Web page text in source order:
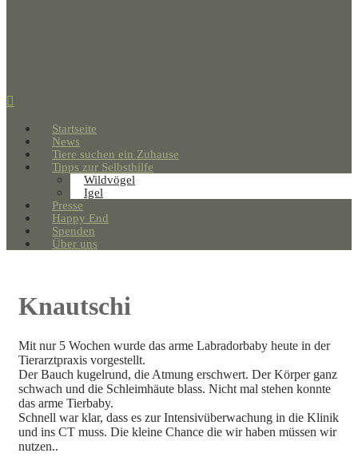
Startseite
News
Tiere suchen ein Zuhause
Tipps zur Selbsthilfe
Wildvögel
Igel
Presse
Happy End
Spenden
Über uns
Knautschi
Mit nur 5 Wochen wurde das arme Labradorbaby heute in der
Tierarztpraxis vorgestellt.
Der Bauch kugelrund, die Atmung erschwert. Der Körper ganz
schwach und die Schleimhäute blass. Nicht mal stehen konnte
das arme Tierbaby.
Schnell war klar, dass es zur Intensivüberwachung in die Klinik
und ins CT muss. Die kleine Chance die wir haben müssen wir
nutzen..